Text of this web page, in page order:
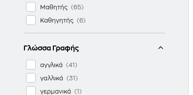
Μαθητής
Καθηγητής
Γλώσσα Γραφής
αγγλικά
γαλλικά
γερμανικά